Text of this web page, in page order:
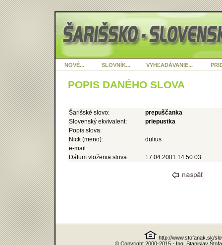
NOVÉ... SLOVNÍK... VYHĽADÁVANIE...
POPIS DANÉHO SLOVA
Šarišské slovo:
prepuščanka
Slovenský ekvivalent:
priepustka
Popis slova:
Nick (meno):
dulius
e-mail:
Dátum vloženia slova:
17.04.2001 14:50:03
http://www.stofanak.sk/
© Copyright 2000-2015 - Ing. Stanislav